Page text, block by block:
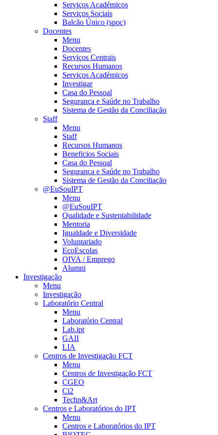
Serviços Académicos
Serviços Sociais
Balcão Único (spoc)
Docentes
Menu
Docentes
Serviços Centrais
Recursos Humanos
Serviços Académicos
Investigar
Casa do Pessoal
Segurança e Saúde no Trabalho
Sistema de Gestão da Conciliação
Staff
Menu
Staff
Recursos Humanos
Beneficios Sociais
Casa do Pessoal
Segurança e Saúde no Trabalho
Sistema de Gestão da Conciliação
@EuSouIPT
Menu
@EuSouIPT
Qualidade e Sustentabilidade
Mentoria
Igualdade e Diversidade
Voluntariado
EcoEscolas
OIVA / Emprego
Alumni
Investigação
Menu
Investigação
Laboratório Central
Menu
Laboratório Central
Lab.ipt
GAII
LIA
Centros de Investigação FCT
Menu
Centros de Investigação FCT
CGEO
Ci2
Techn&Art
Centros e Laboratórios do IPT
Menu
Centros e Laboratórios do IPT